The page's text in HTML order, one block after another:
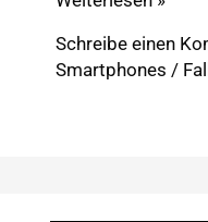
in
Schreibe einen
Smartphones /